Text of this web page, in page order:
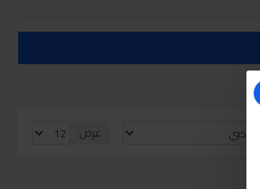
عرض: